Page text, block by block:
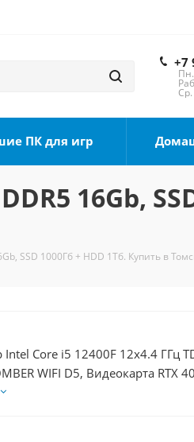
+7
ПК для игр
16Gb,
SSD 1000Гб + HDD 1Тб. Купить в
Intel Core i5 12400F 12x4.4 ГГц
WIFI D5, Видеокарта RTX
1000Гб + HDD 1Тб, БП 750Вт